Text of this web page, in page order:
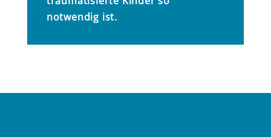
notwendig ist.